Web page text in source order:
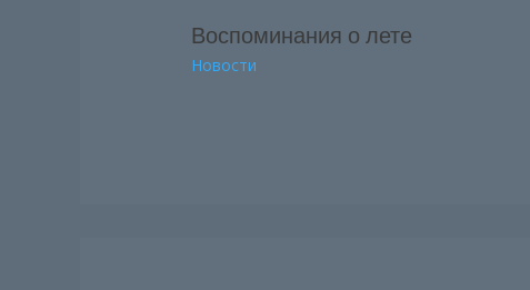
Воспоминания о лете
Новости